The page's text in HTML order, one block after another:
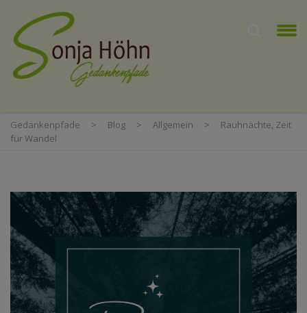
Gedankenpfade > Blog > Allgemein >
Rauhnächte, Zeit
für Wandel